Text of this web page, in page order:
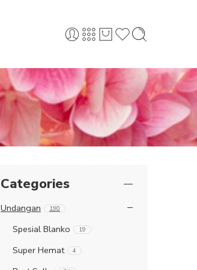
Categories
Undangan 190
Spesial Blanko 19
Super Hemat 4